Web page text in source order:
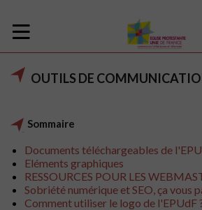
OUTILS DE
Sommaire
Documents téléchargeables de
Eléments graphiques
RESSOURCES POUR LES
Sobriété numérique et SEO, ça vous
Comment utiliser le logo de l'EPUdF